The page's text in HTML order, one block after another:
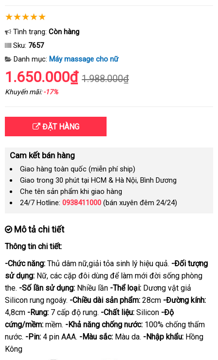
Tình trạng: Còn hàng
Sku: 7657
Danh mục: Máy massage cho nữ
1.650.000₫ 1.988.000₫
Khuyến mãi:-17%
ĐẶT HÀNG
Cam kết bán hàng
Giao hàng toàn quốc (miễn phí ship)
Giao trong 30 phút tại HCM & Hà Nội, Bình Dương
Che tên sản phẩm khi giao hàng
24/7 Hotline: 0938411000 (bán xuyên đêm 24/24)
Mô tả chi tiết
Thông tin chi tiết:
-Chức năng: Thủ dâm nữ,giải tỏa sinh lý hiệu quả. -Đối tượng
sử dụng: Nữshopee
, bền
các cặp đôi dùng rẻ
nhất
để làm mới đời sống phòng
the. -Số lần sử dụng: Nhiều lần -Thể loại: Dương vật giả
Silicon rung ngoáy. -Chiều dài sản phẩm: 28cm -Đường kính:
4,8cm -Rung: 7 cấp độ rung. -Chất liệu: Silicon -Độ
cứng/mềm: mềm. -Khả năng chống nước: 100% chống thấm
nước. -Pin: 4 pin AAA. -Màu sắc: Màu da. -Nhập khẩu: Hồng
Kông